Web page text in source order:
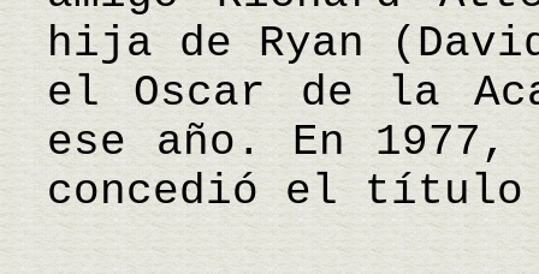
hija de Ryan
el Oscar de la
ese año. En
concedió el título